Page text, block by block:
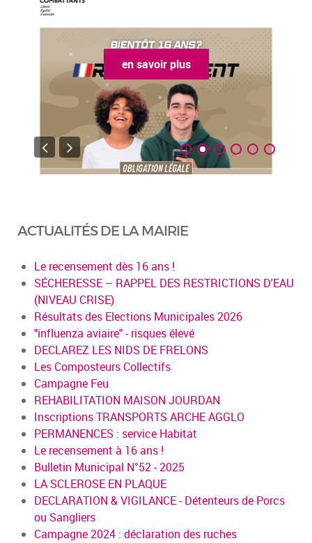
en savoir plus
ACTUALITÉS DE LA MAIRIE
Le recensement dès 16 ans !
SÉCHERESSE – RAPPEL DES RESTRICTIONS D'EAU
(NIVEAU CRISE)
Résultats des Elections Municipales 2026
"influenza aviaire" - risques élevé
DECLAREZ LES NIDS DE FRELONS
Les Composteurs Collectifs
Campagne Feu
REHABILITATION MAISON JOURDAN
Inscriptions TRANSPORTS ARCHE AGGLO
PERMANENCES : service Habitat
Le recensement à 16 ans !
Bulletin Municipal N°52 - 2025
LA SCLEROSE EN PLAQUE
DECLARATION & VIGILANCE - Détenteurs de Porcs
ou Sangliers
Campagne 2024 : déclaration des ruches